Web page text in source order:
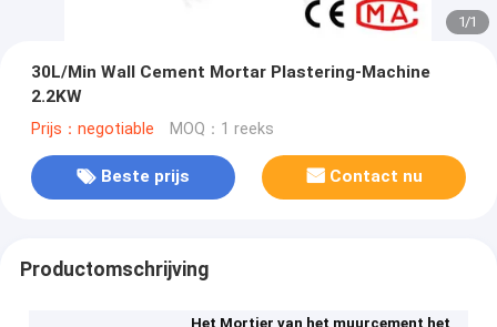
1/1
30L/Min Wall Cement Mortar Plastering-Machine
2.2KW
Prijs：negotiable MOQ：1 reeks
Beste prijs Contact nu
Productomschrijving
Het Mortier van het muurcement het